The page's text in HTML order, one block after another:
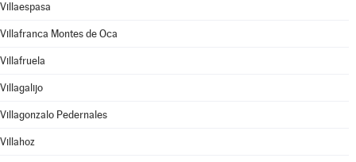
Villaespasa
Villafranca Montes de Oca
Villafruela
Villagalijo
Villagonzalo Pedernales
Villahoz